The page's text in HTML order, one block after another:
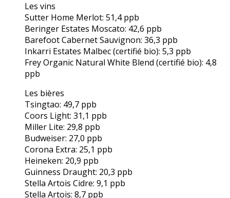
Les vins
Sutter Home Merlot: 51,4 ppb
Beringer Estates Moscato: 42,6 ppb
Barefoot Cabernet Sauvignon: 36,3 ppb
Inkarri Estates Malbec (certifié bio): 5,3 ppb
Frey Organic Natural White Blend (certifié bio): 4,8
ppb
Les bières
Tsingtao: 49,7 ppb
Coors Light: 31,1 ppb
Miller Lite: 29,8 ppb
Budweiser: 27,0 ppb
Corona Extra: 25,1 ppb
Heineken: 20,9 ppb
Guinness Draught: 20,3 ppb
Stella Artois Cidre: 9,1 ppb
Stella Artois: 8,7 ppb